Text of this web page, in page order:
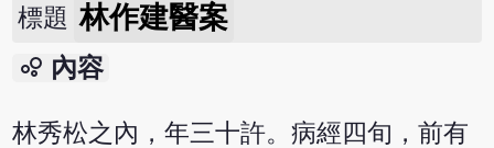
標題 林作建醫案
bubble_chart 內容
林秀松之內，年三十許。病經四旬，前有